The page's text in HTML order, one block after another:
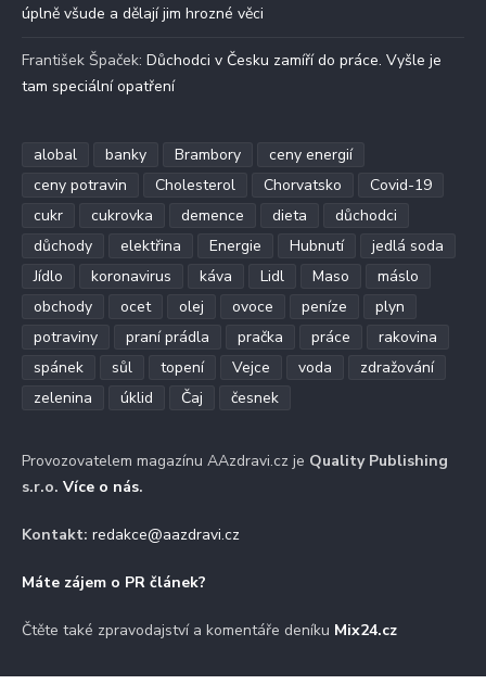
úplně všude a dělají jim hrozné věci
František Špaček: Důchodci v Česku zamíří do práce. Vyšle je
tam speciální opatření
alobal banky Brambory
ceny energií
ceny potravin
Cholesterol Chorvatsko
Covid-19
cukr
cukrovka demence dieta
důchodci
důchody
elektřina Energie Hubnutí
jedlá soda
Jídlo
koronavirus káva Lidl Maso
máslo
obchody
ocet olej ovoce peníze
plyn
potraviny
praní prádla pračka práce
rakovina
spánek
sůl topení Vejce voda
zdražování
zelenina
úklid Čaj česnek
Provozovatelem magazínu AAzdravi.cz je Quality Publishing
s.r.o. Více o nás.
Kontakt: redakce@aazdravi.cz
Máte zájem o PR článek?
Čtěte také zpravodajství a komentáře deníku Mix24.cz